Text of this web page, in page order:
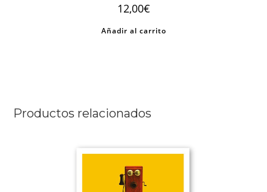
12,00€
Añadir al carrito
Productos relacionados